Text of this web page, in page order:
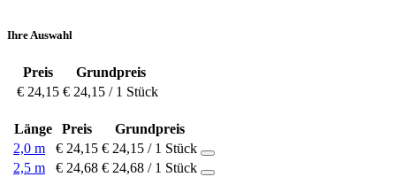
Ihre Auswahl
Preis
Grundpreis
€ 24,15 € 24,15 / 1 Stück
Länge Preis
Grundpreis
2,0 m
€ 24,15 € 24,15 / 1 Stück
2,5 m
€ 24,68 € 24,68 / 1 Stück